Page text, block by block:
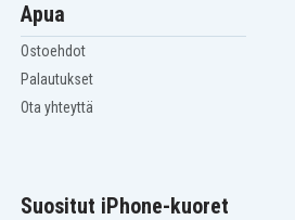
Apua
Ostoehdot
Palautukset
Ota yhteyttä
Suositut iPhone-kuoret